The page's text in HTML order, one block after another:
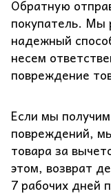
Обратную
покупатель. Мы
надежный
несем
повреждение
Если мы
повреждений,
товара за
этом, возврат
7 рабочих дней